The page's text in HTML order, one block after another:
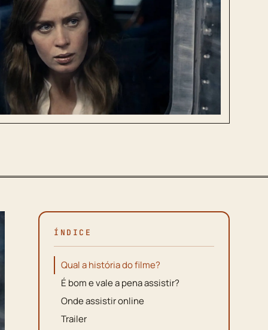
ÍNDICE
Qual a história do filme?
É bom e vale a pena assistir?
Onde assistir online
Trailer